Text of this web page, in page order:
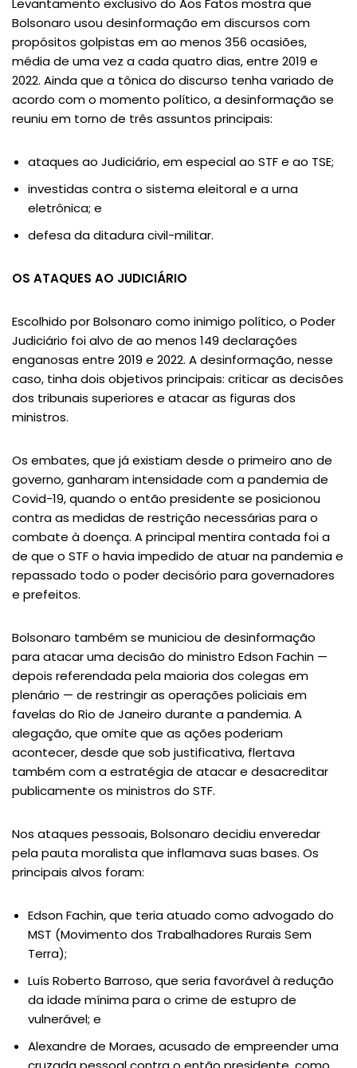
Bolsonaro usou desinformação em discursos com
propósitos golpistas em ao menos 356 ocasiões,
média de uma vez a cada quatro dias, entre 2019 e
2022. Ainda que a tônica do discurso tenha variado de
acordo com o momento político, a desinformação se
reuniu em torno de três assuntos principais:
ataques ao Judiciário, em especial ao STF e ao TSE;
investidas contra o sistema eleitoral e a urna
eletrônica; e
defesa da ditadura civil-militar.
OS ATAQUES AO JUDICIÁRIO
Escolhido por Bolsonaro como inimigo político, o Poder
Judiciário foi alvo de ao menos 149 declarações
enganosas entre 2019 e 2022. A desinformação, nesse
caso, tinha dois objetivos principais: criticar as decisões
dos tribunais superiores e atacar as figuras dos
ministros.
Os embates, que já existiam desde o primeiro ano de
governo, ganharam intensidade com a pandemia de
Covid-19, quando o então presidente se posicionou
contra as medidas de restrição necessárias para o
combate à doença. A principal mentira contada foi a
de que o STF o havia impedido de atuar na pandemia e
repassado todo o poder decisório para governadores
e prefeitos.
Bolsonaro também se municiou de desinformação
para atacar uma decisão do ministro Edson Fachin —
depois referendada pela maioria dos colegas em
plenário — de restringir as operações policiais em
favelas do Rio de Janeiro durante a pandemia. A
alegação, que omite que as ações poderiam
acontecer, desde que sob justificativa, flertava
também com a estratégia de atacar e desacreditar
publicamente os ministros do STF.
Nos ataques pessoais, Bolsonaro decidiu enveredar
pela pauta moralista que inflamava suas bases. Os
principais alvos foram:
Edson Fachin, que teria atuado como advogado do
MST (Movimento dos Trabalhadores Rurais Sem
Terra);
Luís Roberto Barroso, que seria favorável à redução
da idade mínima para o crime de estupro de
vulnerável; e
Alexandre de Moraes, acusado de empreender uma